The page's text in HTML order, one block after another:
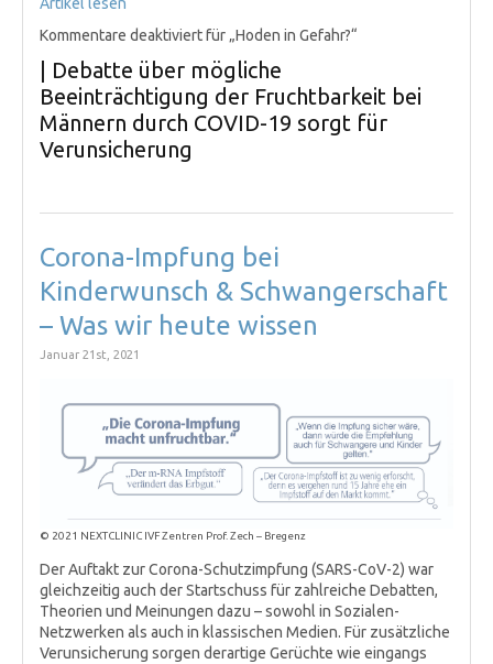
Artikel lesen
Kommentare deaktiviertfür „Hoden in Gefahr?“
| Debatte über mögliche
Beeinträchtigung der Fruchtbarkeit bei
Männern durch COVID-19 sorgt für
Verunsicherung
Corona-Impfung bei
Kinderwunsch & Schwangerschaft
– Was wir heute wissen
Januar 21st, 2021
© 2021 NEXTCLINIC IVF Zentren Prof. Zech – Bregenz
Der Auftakt zur Corona-Schutzimpfung (SARS-CoV-2) war
gleichzeitig auch der Startschuss für zahlreiche Debatten,
Theorien und Meinungen dazu – sowohl in Sozialen-
Netzwerken als auch in klassischen Medien. Für zusätzliche
Verunsicherung sorgen derartige Gerüchte wie eingangs